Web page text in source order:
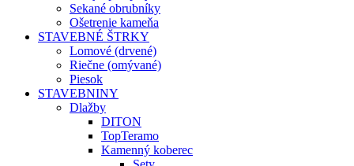
Sekané obrubníky
Ošetrenie kameňa
STAVEBNÉ ŠTRKY
Lomové (drvené)
Riečne (omývané)
Piesok
STAVEBNINY
Dlažby
DITON
TopTeramo
Kamenný koberec